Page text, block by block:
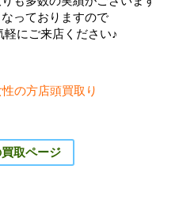
っておりますので
にご来店ください♪
の方店頭買取り
取ページ